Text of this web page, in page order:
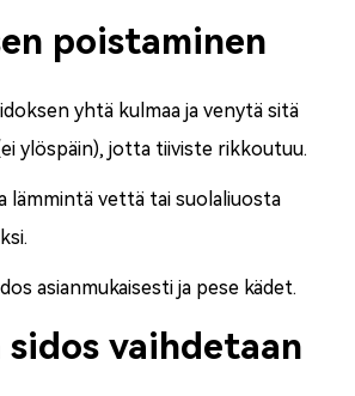
poistaminen
yhtä kulmaa ja venytä sitä
ylöspäin), jotta tiiviste rikkoutuu.
lämmintä vettä tai suolaliuosta
asianmukaisesti ja pese kädet.
sidos vaihdetaan